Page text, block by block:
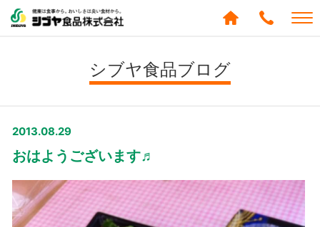
シブヤ食品ブログ
2013.08.29
おはようございます♬